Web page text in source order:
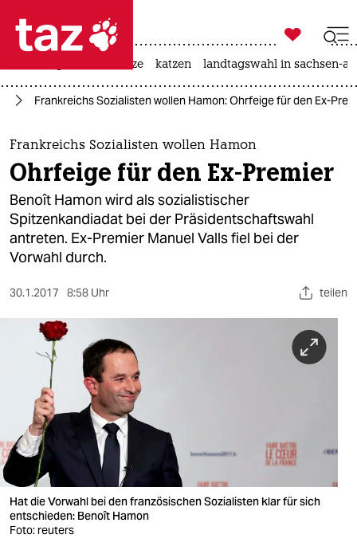
 taz zahl ich
taz zahl ich
themen
politik
öko
gesellschaft
kultur
sport
berlin
nord
wahrheit
verlag
verlag
veranstaltungen

taz zahl ich
hitze katzen landtagswahl in sachsen-
Frankreichs Sozialisten wollen Hamon: Ohrfeige für den Ex-
Frankreichs Sozialisten wollen Hamon
Ohrfeige für den Ex-Premier
Benoît Hamon wird als sozialistischer
Spitzenkandiadat bei der Präsidentschaftswahl
antreten. Ex-Premier Manuel Valls fiel bei der
Vorwahl durch.
30.1.2017 8:58 Uhr teilen
Hat die Vorwahl bei den französischen Sozialisten klar für sich
entschieden: Benoît Hamon
Foto: reuters